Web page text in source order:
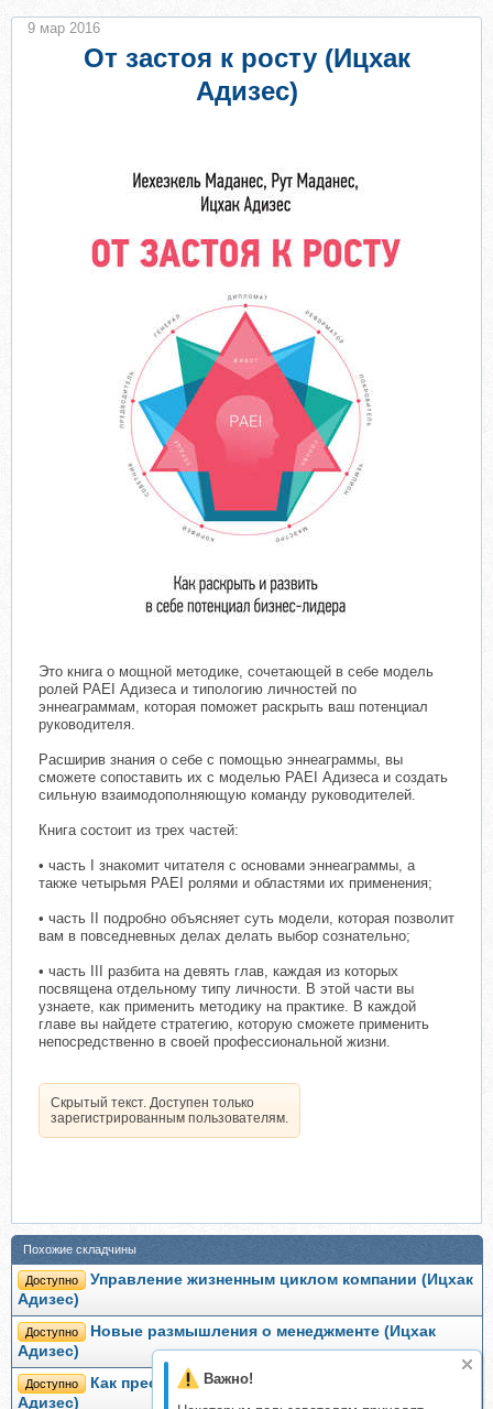
Важно!
От застоя к росту (Ицхак
Адизес)
Это книга о мощной методике, сочетающей в себе модель
ролей PAEI Адизеса и типологию личностей по
эннеаграммам, которая поможет раскрыть ваш потенциал
руководителя.
Расширив знания о себе с помощью эннеаграммы, вы
сможете сопоставить их с моделью PAEI Адизеса и создать
сильную взаимодополняющую команду руководителей.
Книга состоит из трех частей:
• часть I знакомит читателя с основами эннеаграммы, а
также четырьмя PAEI ролями и областями их применения;
• часть II подробно объясняет суть модели, которая позволит
вам в повседневных делах делать выбор сознательно;
• часть III разбита на девять глав, каждая из которых
посвящена отдельному типу личности. В этой части вы
узнаете, как применить методику на практике. В каждой
главе вы найдете стратегию, которую сможете применить
непосредственно в своей профессиональной жизни.
Скрытый текст. Доступен только
зарегистрированным пользователям.
9 мар 2016
Похожие складчины
Доступно
Управление жизненным циклом компании (Ицхак
Адизес)
Доступно
Новые размышления о менеджменте (Ицхак
Адизес)
Доступно
Как преодолеть кризисы менеджмента (Ицхак
Адизес)